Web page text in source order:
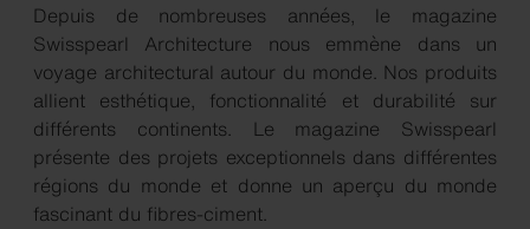
Depuis de nombreuses années, le magazine
Swisspearl Architecture nous emmène dans un
voyage architectural autour du monde. Nos produits
allient esthétique, fonctionnalité et durabilité sur
différents continents. Le magazine Swisspearl
présente des projets exceptionnels dans différentes
régions du monde et donne un aperçu du monde
fascinant du fibres-ciment.